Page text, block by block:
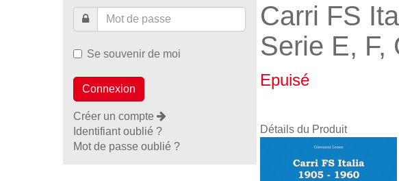
Carri FS
Serie E, F,
Epuisé
Détails du Produit
Se souvenir de moi
Créer un compte
Identifiant oublié ?
Mot de passe oublié ?